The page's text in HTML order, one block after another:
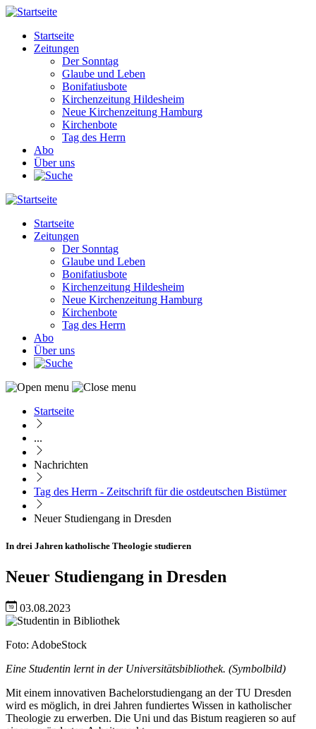
Direkt
Inhalt
Main
navigation
Startseite
Zeitungen
Der Sonntag
Glaube und Leben
Bonifatiusbote
Kirchenzeitung Hildesheim
Neue Kirchenzeitung Hamburg
Kirchenbote
Tag des Herrn
Abo
Über uns
Main
navigation
Startseite
Zeitungen
Der Sonntag
Glaube und Leben
Bonifatiusbote
Kirchenzeitung Hildesheim
Neue Kirchenzeitung Hamburg
Kirchenbote
Tag des Herrn
Abo
Über uns
Pfadnavigation
Startseite
...
Nachrichten
Tag des Herrn - Zeitschrift für die ostdeutschen Bistümer
Neuer Studiengang in Dresden
In drei Jahren katholische Theologie studieren
Neuer Studiengang in Dresden
03.08.2023
Image
Nachweis
Foto: AdobeStock
Caption
Eine Studentin lernt in der Universitätsbibliothek. (Symbolbild)
Mit einem innovativen Bachelorstudiengang an der TU Dresden
wird es möglich, in drei Jahren fundiertes Wissen in katholischer
Theologie zu erwerben. Die Uni und das Bistum reagieren so auf